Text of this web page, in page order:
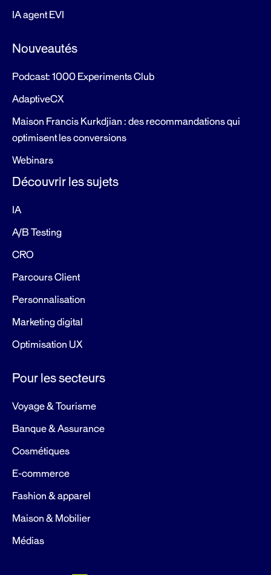
IA agent EVI
Nouveautés
Podcast: 1000 Experiments Club
AdaptiveCX
Maison Francis Kurkdjian : des recommandations qui
optimisent les conversions
Webinars
Découvrir les sujets
IA
A/B Testing
CRO
Parcours Client
Personnalisation
Marketing digital
Optimisation UX
Pour les secteurs
Voyage & Tourisme
Banque & Assurance
Cosmétiques
E-commerce
Fashion & apparel
Maison & Mobilier
Médias